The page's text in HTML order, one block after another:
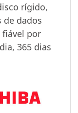
rígido,
de dados
fiável por
365 dias